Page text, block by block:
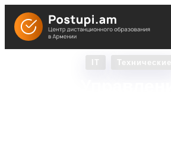
IT Технические